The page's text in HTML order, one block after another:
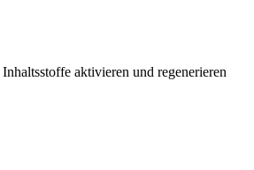
aktivieren und regenerieren